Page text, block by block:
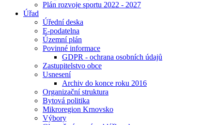
Plán rozvoje sportu 2022 - 2027
Úřad
Úřední deska
E-podatelna
Územní plán
Povinné informace
GDPR - ochrana osobních údajů
Zastupitelstvo obce
Usnesení
Archiv do konce roku 2016
Organizační struktura
Bytová politika
Mikroregion Krnovsko
Výbory